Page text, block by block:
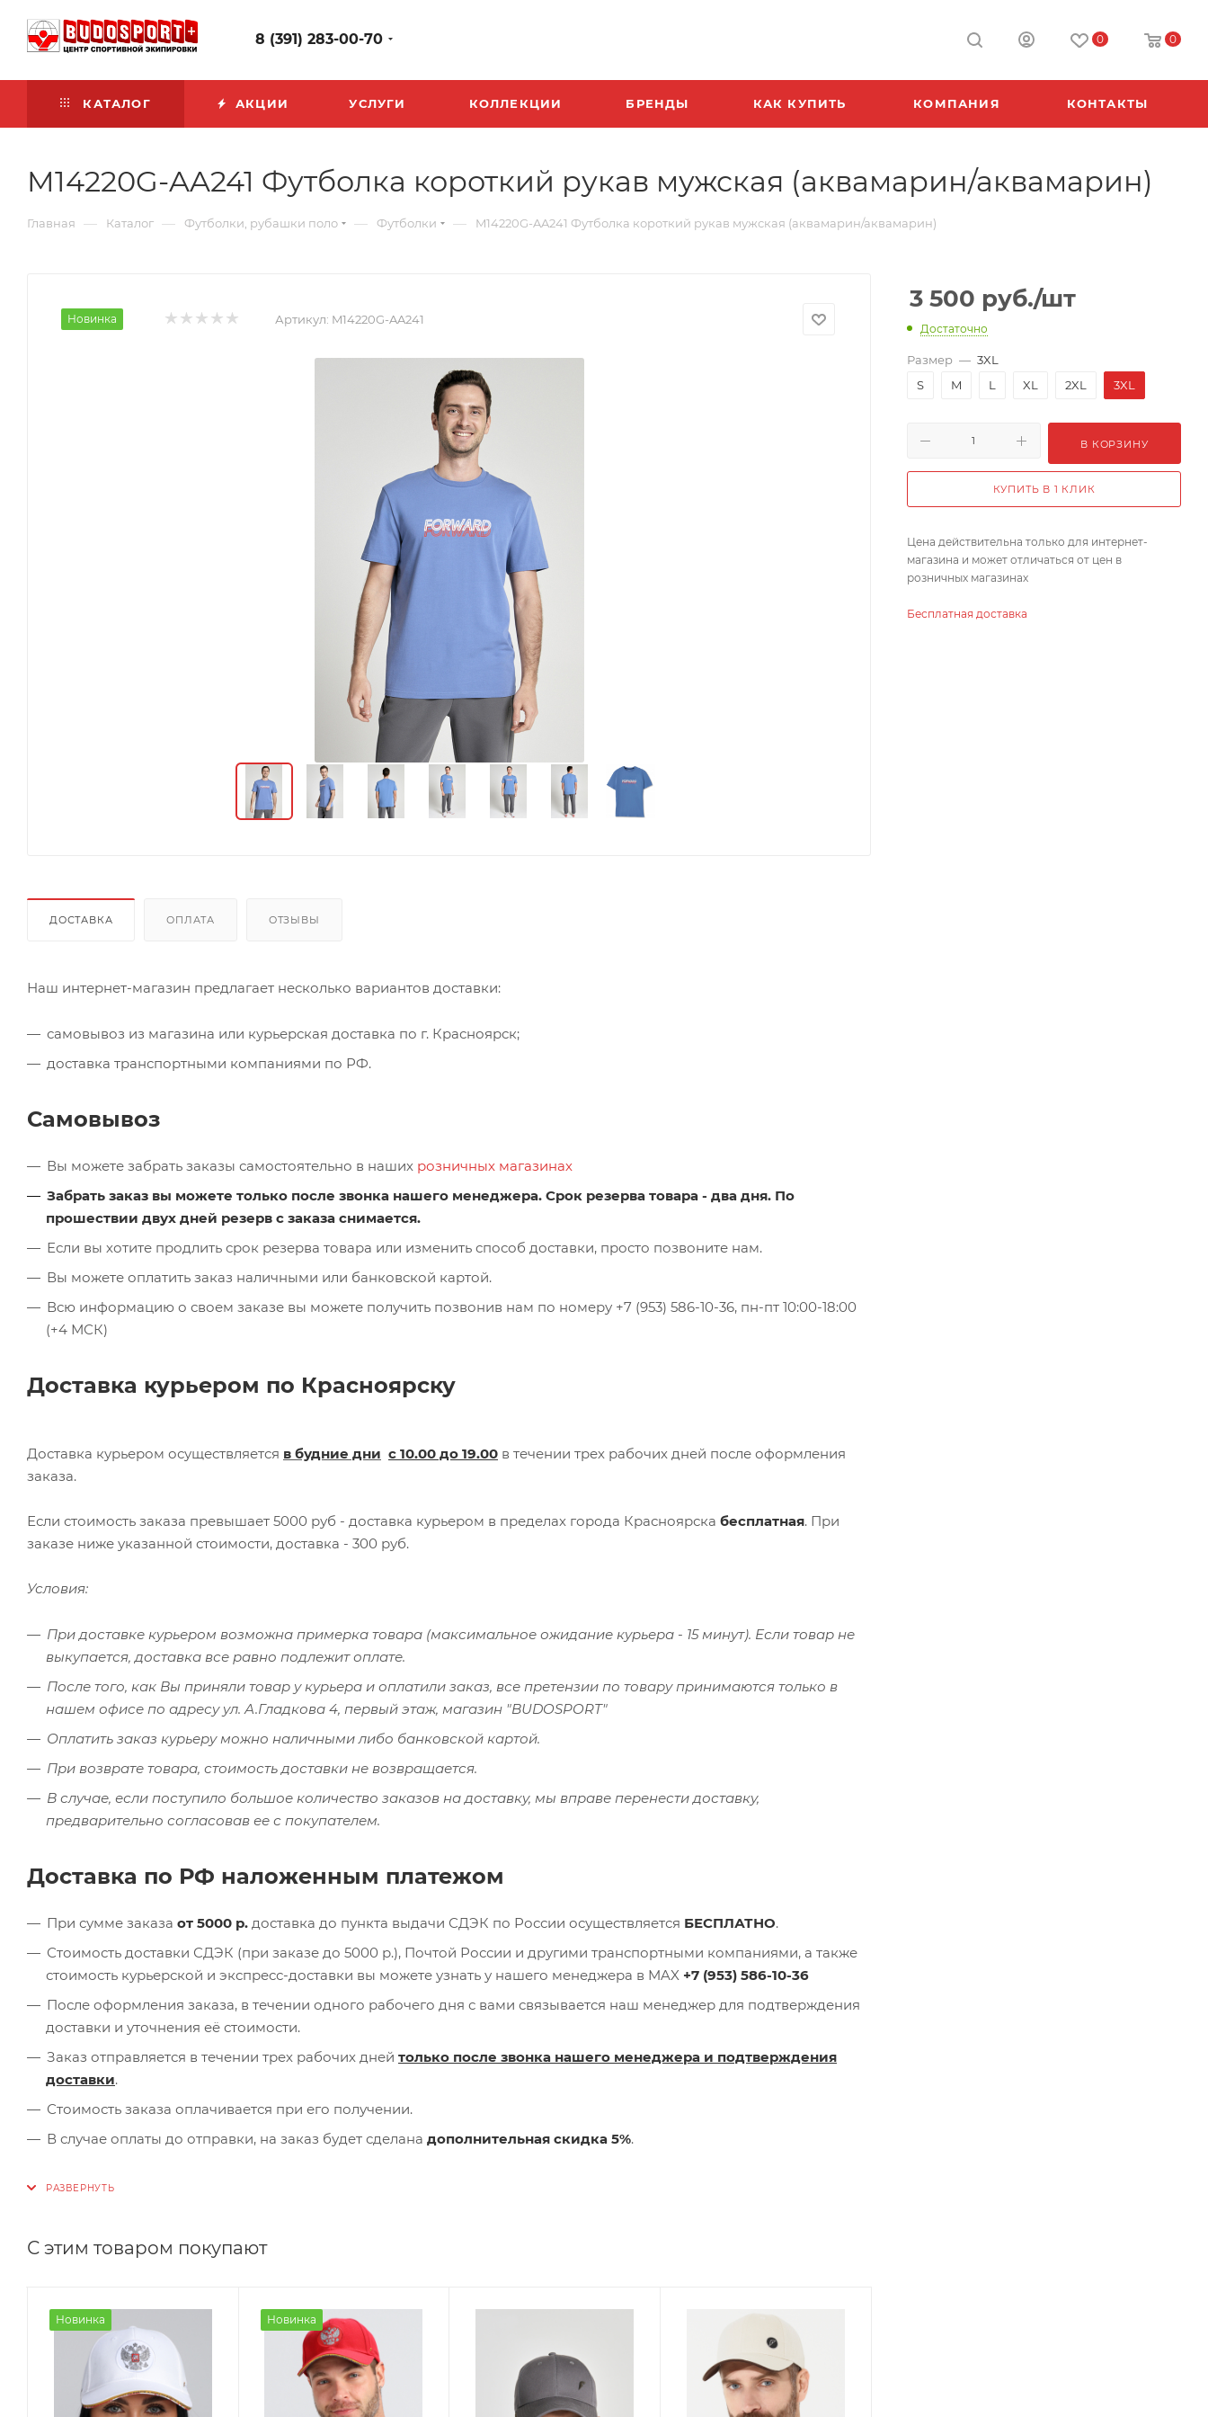
8 (391) 283-00-70 0 0
КАТАЛОГ АКЦИИ УСЛУГИ КОЛЛЕКЦИИ БРЕНДЫ КАК КУПИТЬ КОМПАНИЯ КОНТАКТЫ
M14220G-AA241 Футболка короткий рукав мужская (аквамарин/аквамарин)
Главная — Каталог — Футболки, рубашки поло — Футболки — M14220G-AA241 Футболка короткий рукав мужская (аквамарин/аквамарин)
Новинка Артикул: M14220G-AA241
ДОСТАВКА ОПЛАТА ОТЗЫВЫ
Наш интернет-магазин предлагает несколько вариантов доставки:
самовывоз из магазина или курьерская доставка по г. Красноярск;
доставка транспортными компаниями по РФ.
Самовывоз
Вы можете забрать заказы самостоятельно в наших розничных магазинах
Забрать заказ вы можете только после звонка нашего менеджера. Срок резерва товара - два дня. По
прошествии двух дней резерв с заказа снимается.
Если вы хотите продлить срок резерва товара или изменить способ доставки, просто позвоните нам.
Вы можете оплатить заказ наличными или банковской картой.
Всю информацию о своем заказе вы можете получить позвонив нам по номеру +7 (953) 586-10-36, пн-пт 10:00-18:00
(+4 МСК)
Доставка курьером по Красноярску
Доставка курьером осуществляется в будние дни с 10.00 до 19.00 в течении трех рабочих дней после оформления
заказа.
Если стоимость заказа превышает 5000 руб - доставка курьером в пределах города Красноярска бесплатная. При
заказе ниже указанной стоимости, доставка - 300 руб.
Условия:
При доставке курьером возможна примерка товара (максимальное ожидание курьера - 15 минут). Если товар не
выкупается, доставка все равно подлежит оплате.
После того, как Вы приняли товар у курьера и оплатили заказ, все претензии по товару принимаются только в
нашем офисе по адресу ул. А.Гладкова 4, первый этаж, магазин "BUDOSPORT"
Оплатить заказ курьеру можно наличными либо банковской картой.
При возврате товара, стоимость доставки не возвращается.
В случае, если поступило большое количество заказов на доставку, мы вправе перенести доставку,
предварительно согласовав ее с покупателем.
Доставка по РФ наложенным платежом
При сумме заказа от 5000 р. доставка до пункта выдачи СДЭК по России осуществляется БЕСПЛАТНО.
Стоимость доставки СДЭК (при заказе до 5000 р.), Почтой России и другими транспортными компаниями, а также
стоимость курьерской и экспресс-доставки вы можете узнать у нашего менеджера в MAX +7 (953) 586-10-36
После оформления заказа, в течении одного рабочего дня с вами связывается наш менеджер для подтверждения
доставки и уточнения её стоимости.
Заказ отправляется в течении трех рабочих дней только после звонка нашего менеджера и подтверждения
доставки.
Стоимость заказа оплачивается при его получении.
В случае оплаты до отправки, на заказ будет сделана дополнительная скидка 5%.
С этим товаром покупают
Новинка Новинка
3 500 руб./шт
Достаточно
Размер — 3XL
S
M L XL 2XL 3XL
В КОРЗИНУ
КУПИТЬ В 1 КЛИК
Цена действительна только для интернет-
магазина и может отличаться от цен в
розничных магазинах
Бесплатная доставка